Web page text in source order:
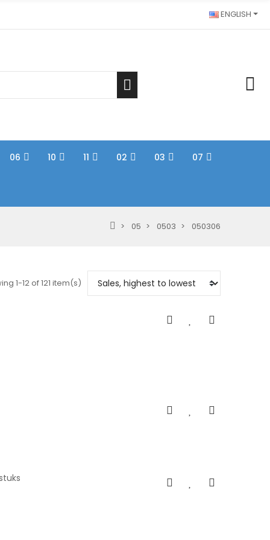
ENGLISH
06 10 11 02 03 07
05 0503 050306
1-12 of 121 item(s)